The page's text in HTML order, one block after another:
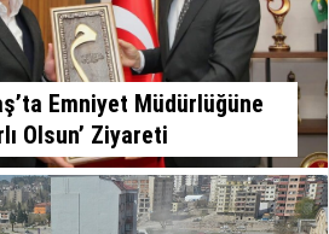
Emni̇yet Müdürlüğüne
Olsun’ Zi̇yareti̇